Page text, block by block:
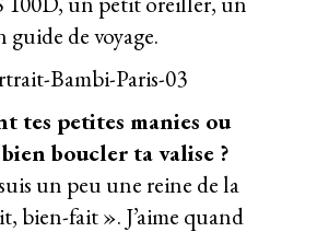
de voyage.
tes petites manies ou
boucler ta valise ?
un peu une reine de la
bien-fait ». J’aime quand